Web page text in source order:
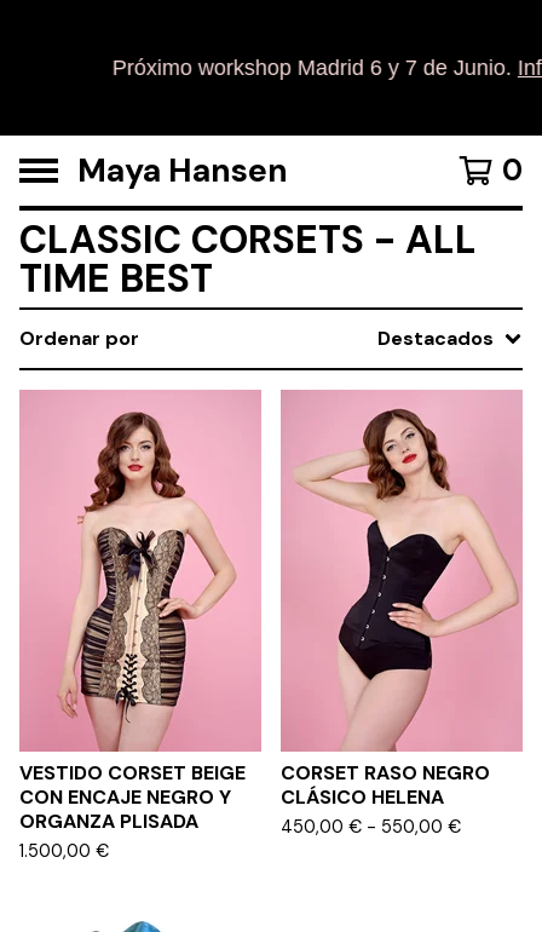
Próximo workshop Madrid 6 y 7 de Junio.
Maya Hansen 0
CLASSIC CORSETS - ALL
TIME BEST
Ordenar por Destacados
VESTIDO CORSET BEIGE
CON ENCAJE NEGRO Y
ORGANZA PLISADA
1.500,00 €
CORSET RASO NEGRO
CLÁSICO HELENA
450,00 € - 550,00 €